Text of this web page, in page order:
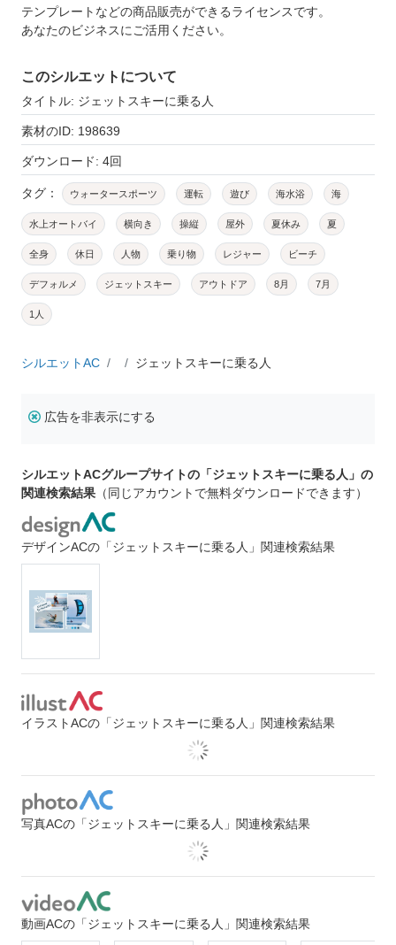
テンプレートなどの商品販売ができるライセンスです。
あなたのビジネスにご活用ください。
このシルエットについて
タイトル: ジェットスキーに乗る人
素材のID: 198639
ダウンロード: 4回
タグ： ウォータースポーツ 運転 遊び 海水浴 海
水上オートバイ 横向き 操縦 屋外 夏休み 夏
全身 休日 人物 乗り物 レジャー ビーチ
デフォルメ ジェットスキー アウトドア 8月 7月
1人
シルエットAC ジェットスキーに乗る人
広告を非表示にする
シルエットACグループサイトの「ジェットスキーに乗る人」の
関連検索結果 （同じアカウントで無料ダウンロードできます）
デザインACの「ジェットスキーに乗る人」関連検索結果
イラストACの「ジェットスキーに乗る人」関連検索結果
写真ACの「ジェットスキーに乗る人」関連検索結果
動画ACの「ジェットスキーに乗る人」関連検索結果